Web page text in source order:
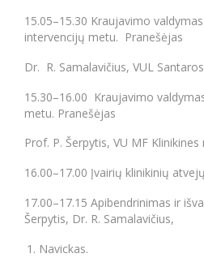
15.05–15.30 Kraujavimo
intervencijų metu. Pranešėjas
Dr. R. Samalavičius, VUL
15.30–16.00 Kraujavimo
metu. Pranešėjas
Prof. P. Šerpytis, VU MF
16.00–17.00 Įvairių klinikinių
17.00–17.15 Apibendrinimas ir
Šerpytis, Dr. R. Samalavičius,
Navickas.